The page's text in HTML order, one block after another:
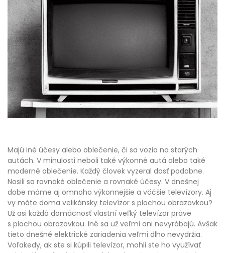
Majú iné účesy alebo oblečenie, či sa vozia na starých
autách. V minulosti neboli také výkonné autá alebo také
moderné oblečenie. Každý človek vyzeral dosť podobne.
Nosili sa rovnaké oblečenie a rovnaké účesy. V dnešnej
dobe máme aj omnoho výkonnejšie a väčšie televízory. Aj
vy máte doma velikánsky televízor s plochou obrazovkou?
Už asi každá domácnosť vlastní veľký televízor práve
s plochou obrazovkou. Iné sa už veľmi ani nevyrábajú. Avšak
tieto dnešné elektrické zariadenia veľmi dlho nevydržia.
Voľakedy, ak ste si kúpili televízor, mohli ste ho využívať